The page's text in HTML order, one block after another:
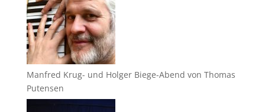
Manfred Krug- und Holger Biege-Abend von Thomas
Putensen